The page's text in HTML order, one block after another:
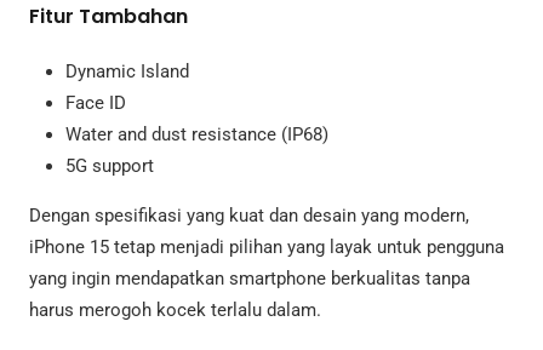
Fitur Tambahan
Dynamic Island
Face ID
Water and dust resistance (IP68)
5G support
Dengan spesifikasi yang kuat dan desain yang modern,
iPhone 15 tetap menjadi pilihan yang layak untuk pengguna
yang ingin mendapatkan smartphone berkualitas tanpa
harus merogoh kocek terlalu dalam.